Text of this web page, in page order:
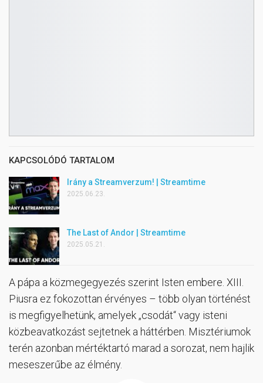
KAPCSOLÓDÓ TARTALOM
Irány a Streamverzum! | Streamtime
2025.06.23.
The Last of Andor | Streamtime
2025.05.21.
A pápa a közmegegyezés szerint Isten embere. XIII.
Piusra ez fokozottan érvényes – több olyan történést
is megfigyelhetünk, amelyek „csodát“ vagy isteni
közbeavatkozást sejtetnek a háttérben. Misztériumok
terén azonban mértéktartó marad a sorozat, nem hajlik
meseszerűbe az élmény.